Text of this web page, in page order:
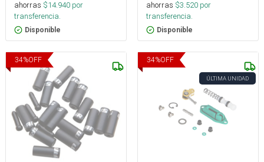
ahorras $14.940 por
transferencia.
Disponible
ahorras $3.520 por
transferencia.
Disponible
34%OFF 34%OFF
ÚLTIMA UNIDAD